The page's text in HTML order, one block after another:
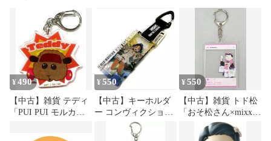
¥ 490
【中古】雑貨 テディ
「PUI PUI モルカー
ーホルダーコレクシ
¥ 550
【中古】キーホルダ
ー コンヴィクション
(昇進) 「アークナイ
ツ 通行認証5.0」 中
¥550
【中古】雑貨 トド松
「おそ松さん×mixx
COLLABOLATION